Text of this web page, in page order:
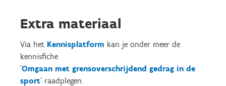
Extra materiaal
Via het Kennisplatform kan je onder meer de
kennisfiche
'Omgaan met grensoverschrijdend gedrag in de
sport' raadplegen.